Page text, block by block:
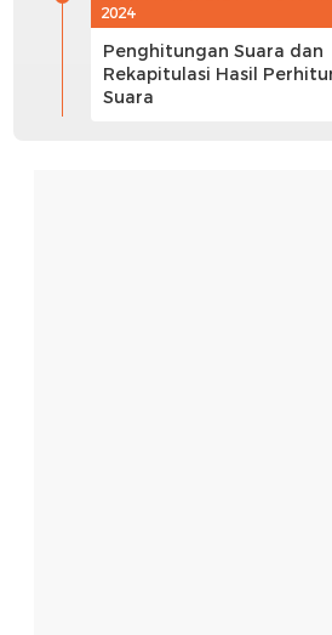
2024
Penghitungan Suara dan
Rekapitulasi Hasil
Suara